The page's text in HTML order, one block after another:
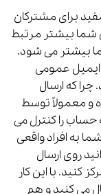
برای مشترکان
شما بیشتر مرتبط
بیشتر می شود.
عمومی
که ارسال
و معمولاً توسط
را کنترل می
به افراد واقعی
روی ارسال
کنید. با این کار
می کنید و هم